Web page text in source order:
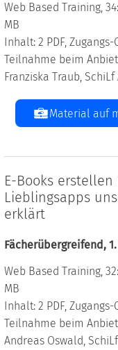
Web Based Training,
MB
Inhalt: 2 PDF,
Teilnahme beim
Franziska Traub,
Material auf
E-Books
Lieblingsapps
erklärt
Fächerübergreifend,
Web Based Training,
MB
Inhalt: 2 PDF,
Teilnahme beim
Andreas Oswald,